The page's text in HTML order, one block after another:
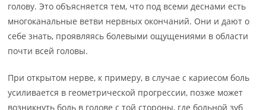
голову. Это объясняется тем, что под всеми деснами есть
многоканальные ветви нервных окончаний. Они и дают о
себе знать, проявляясь болевыми ощущениями в области
почти всей головы.
При открытом нерве, к примеру, в случае с кариесом боль
усиливается в геометрической прогрессии, позже может
возникнуть боль в голове с той стороны, где больной зуб